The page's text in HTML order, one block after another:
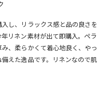
し、リラックス感と品の良さを
リネン素材が出て即購入。ペラ
、柔らかくて着心地良く、やっ
えた逸品です。リネンなので肌